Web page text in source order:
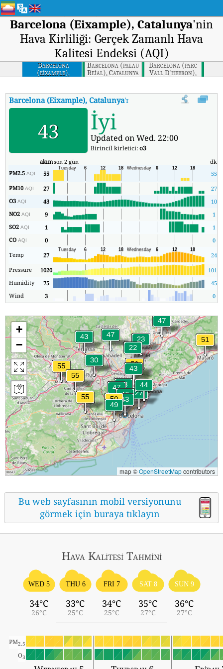
Barcelona (Eixample), Catalunya'nin
Hava Kirliliği: Gerçek Zamanlı Hava
Kalitesi Endeksi (AQI)
Barcelona
(eixample),
Catalunya
Barcelona (palau
Reial), Catalunya
Barcelona (parc
Vall D'hebron),
Catalunya
Barcelona (Eixample), Catalunya'nin AQI'si Barcelona
43 İyi
Updated on Wed. 22:00
Birincil kirletici:o3
akımson 2 gün dk.
PM2.5AQI 55
55
PM10AQI 27
27
O3AQI 43
10
NO2AQI 9
1
SO2AQI 1
1
COAQI 0
0
Temp
27
24
Pressure
1020 1012
Humidity
75
45
Wind
3 0
+
−
map ©OpenStreetMapcontributors
Bu web sayfasının mobil versiyonunu
görmek için buraya tıklayın
Hava Kalitesi Tahmini
WED 5
34°C
26°C
THU 6
33°C
25°C
FRI 7
34°C
25°C
SAT 8
35°C
27°C
SUN 9
36°C
27°C
PM2.5
O3